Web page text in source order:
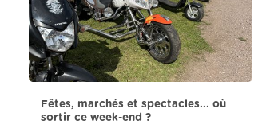
Fêtes, marchés et spectacles... où
sortir ce week-end ?